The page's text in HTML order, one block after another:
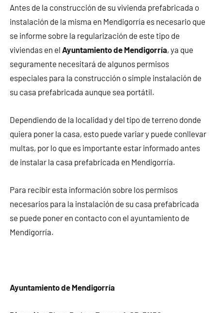
Antes de la construcción de su vivienda prefabricada o
instalación de la misma en Mendigorría es necesario que
se informe sobre la regularización de este tipo de
viviendas en el Ayuntamiento de Mendigorría, ya que
seguramente necesitará de algunos permisos
especiales para la construcción o simple instalación de
su casa prefabricada aunque sea portátil.
Dependiendo de la localidad y del tipo de terreno donde
quiera poner la casa, esto puede variar y puede conllevar
multas, por lo que es importante estar informado antes
de instalar la casa prefabricada en Mendigorría.
Para recibir esta información sobre los permisos
necesarios para la instalación de su casa prefabricada
se puede poner en contacto con el ayuntamiento de
Mendigorría.
Ayuntamiento de Mendigorría